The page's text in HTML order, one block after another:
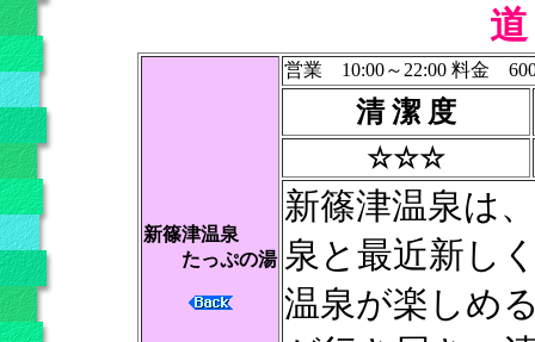
新篠津温泉
たっぷの湯
営業 10:00～22:00 料金
清 潔 度
☆☆☆
新篠津温泉は
泉と最近新し
温泉が楽しめ